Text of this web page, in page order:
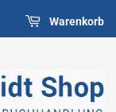
Warenkorb